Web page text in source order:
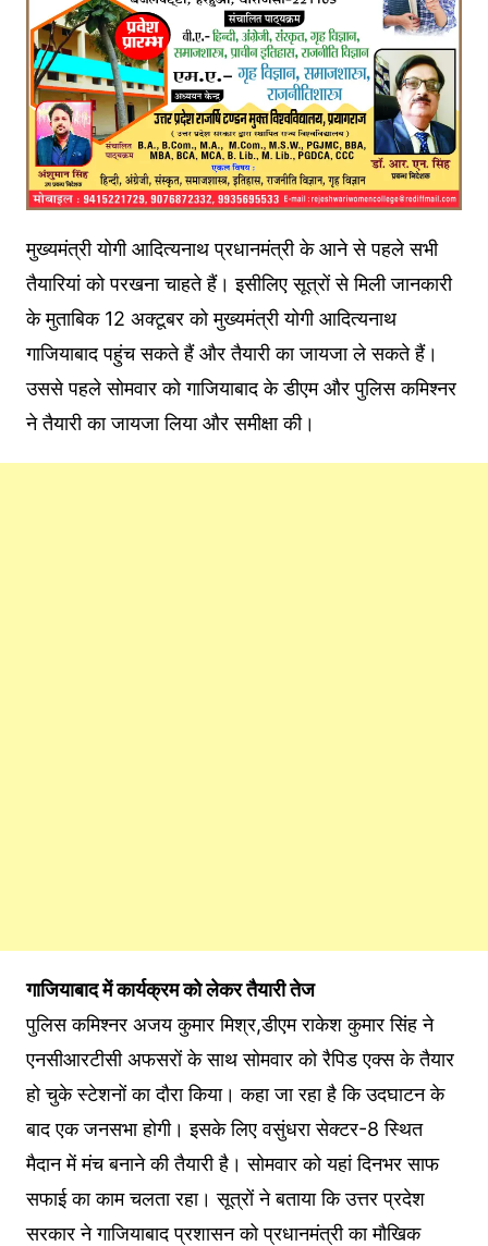
मुख्यमंत्री योगी आदित्यनाथ प्रधानमंत्री के आने से पहले सभी
तैयारियां को परखना चाहते हैं। इसीलिए सूत्रों से मिली जानकारी
के मुताबिक 12 अक्टूबर को मुख्यमंत्री योगी आदित्यनाथ
गाजियाबाद पहुंच सकते हैं और तैयारी का जायजा ले सकते हैं।
उससे पहले सोमवार को गाजियाबाद के डीएम और पुलिस कमिश्नर
ने तैयारी का जायजा लिया और समीक्षा की।
गाजियाबाद में कार्यक्रम को लेकर तैयारी तेज
पुलिस कमिश्नर अजय कुमार मिश्र,डीएम राकेश कुमार सिंह ने
एनसीआरटीसी अफसरों के साथ सोमवार को रैपिड एक्स के तैयार
हो चुके स्टेशनों का दौरा किया। कहा जा रहा है कि उदघाटन के
बाद एक जनसभा होगी। इसके लिए वसुंधरा सेक्टर-8 स्थित
मैदान में मंच बनाने की तैयारी है। सोमवार को यहां दिनभर साफ
सफाई का काम चलता रहा। सूत्रों ने बताया कि उत्तर प्रदेश
सरकार ने गाजियाबाद प्रशासन को प्रधानमंत्री का मौखिक